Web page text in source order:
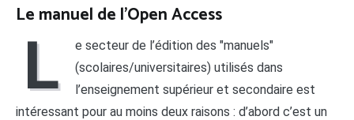
Le manuel de l’Open Access
L
e secteur de l’édition des "manuels"
(scolaires/universitaires) utilisés dans
l’enseignement supérieur et secondaire est
intéressant pour au moins deux raisons : d’abord c’est un